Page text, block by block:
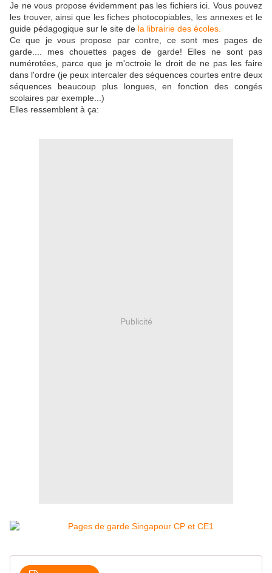
Je ne vous propose évidemment pas les fichiers ici. Vous pouvez
les trouver, ainsi que les fiches photocopiables, les annexes et le
guide pédagogique sur le site de la librairie des écoles.
Ce que je vous propose par contre, ce sont mes pages de
garde.... mes chouettes pages de garde! Elles ne sont pas
numérotées, parce que je m'octroie le droit de ne pas les faire
dans l'ordre (je peux intercaler des séquences courtes entre deux
séquences beaucoup plus longues, en fonction des congés
scolaires par exemple...)
Elles ressemblent à ça:
Publicité